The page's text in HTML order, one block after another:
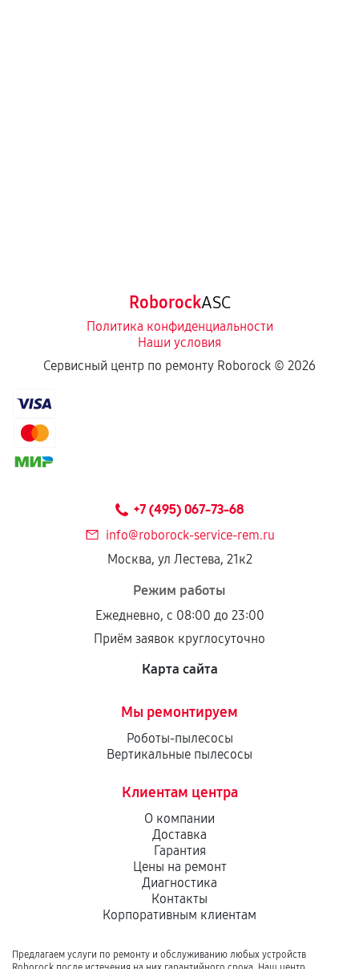
RoborockASC
Политика конфиденциальности
Наши условия
Сервисный центр по ремонту Roborock © 2026
+7 (495) 067-73-68
info@roborock-service-rem.ru
Москва, ул Лестева, 21к2
Режим работы
Ежедневно, с 08:00 до 23:00
Приём заявок круглосуточно
Карта сайта
Мы ремонтируем
Роботы-пылесосы
Вертикальные пылесосы
Клиентам центра
О компании
Доставка
Гарантия
Цены на ремонт
Диагностика
Контакты
Корпоративным клиентам
Предлагаем услуги по ремонту и обслуживанию любых устройств